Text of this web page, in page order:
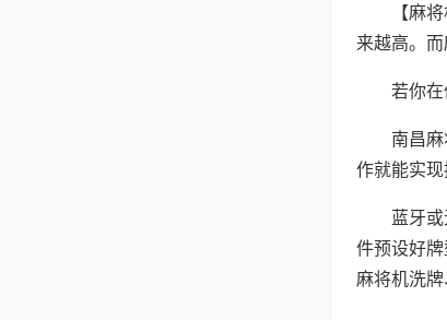
【麻
来越高。
若你
南昌
作就能实现
蓝牙
件预设好
麻将机洗牌